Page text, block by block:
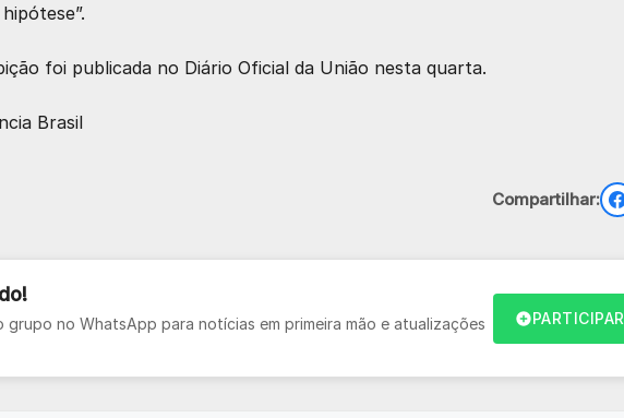
foi publicada no Diário Oficial da União nesta quarta.
Brasil
Compartilhar:
grupo no WhatsApp para notícias em primeira mão e atualizações
PARTICIPAR